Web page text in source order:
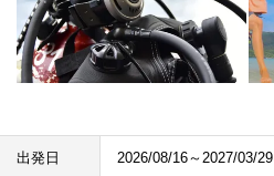
出発日 2026/08/16～2027/03/29